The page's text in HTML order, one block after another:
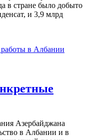
в стране было добыто
и 3,9 млрд
Азербайджана
в Албании и в